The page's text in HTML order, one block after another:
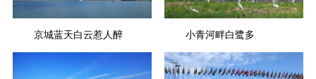
京城蓝天白云惹人醉 小青河畔白鹭多